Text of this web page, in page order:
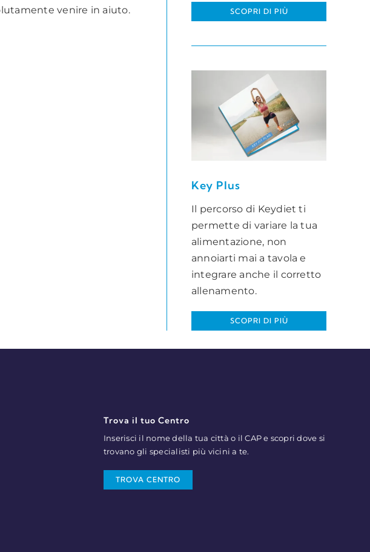
venire in aiuto. SCOPRI DI PIÙ
Key Plus
Il percorso di Keydiet ti
permette di variare la tua
alimentazione, non
annoiarti mai a tavola e
integrare anche il corretto
allenamento.
SCOPRI DI PIÙ
Trova il tuo Centro
Inserisci il nome della tua città o il CAP e scopri dove si
trovano gli specialisti più vicini a te.
TROVA CENTRO